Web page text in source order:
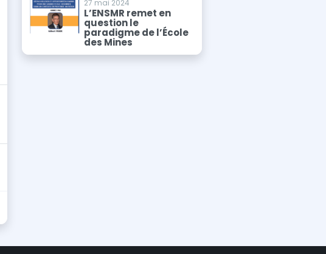
27 mai 2024
L’ENSMR remet en
question le
paradigme de l’École
des Mines